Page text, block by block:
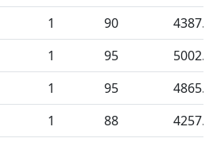
1 90
1 95
1 95
1 88